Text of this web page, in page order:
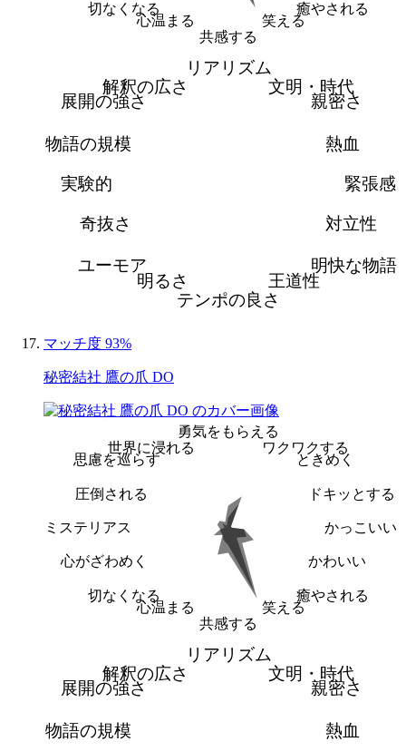
癒やされる
笑える
共感する
心温まる
切なくなる
リアリズム
文明・時代
親密さ
熱血
緊張感
対立性
明快な物語
王道性
テンポの良さ
明るさ
ユーモア
奇抜さ
実験的
物語の規模
展開の強さ
解釈の広さ
マッチ度 93%
秘密結社 鷹の爪 DO
勇気をもらえる
ワクワクする
ときめく
ドキッとする
かっこいい
かわいい
癒やされる
笑える
共感する
心温まる
切なくなる
心がざわめく
ミステリアス
圧倒される
思慮を巡らす
世界に浸れる
リアリズム
文明・時代
親密さ
熱血
物語の規模
展開の強さ
解釈の広さ